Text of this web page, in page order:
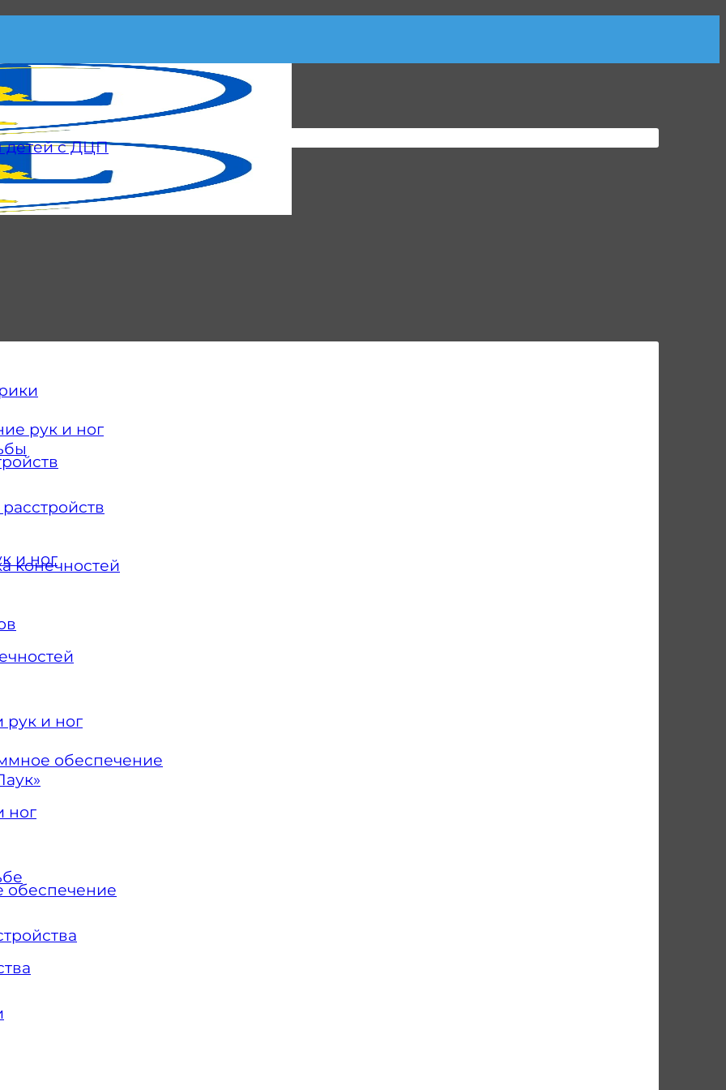
рук и ног
конечностей
рук и ног
обеспечение
детей с ДЦП
и ног
ног
обеспечение